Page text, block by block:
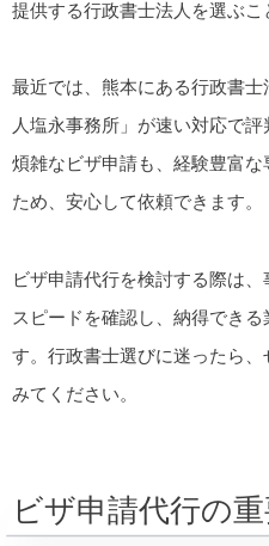
提供する行政書士法人を選ぶこ
最近では、熊本にある行政書
人塩永事務所」が速い対応で
煩雑なビザ申請も、経験豊富
ため、安心して依頼できます。
ビザ申請代行を検討する際は
スピードを確認し、納得でき
す。行政書士選びに迷ったら
みてください。
ビザ申請代行の